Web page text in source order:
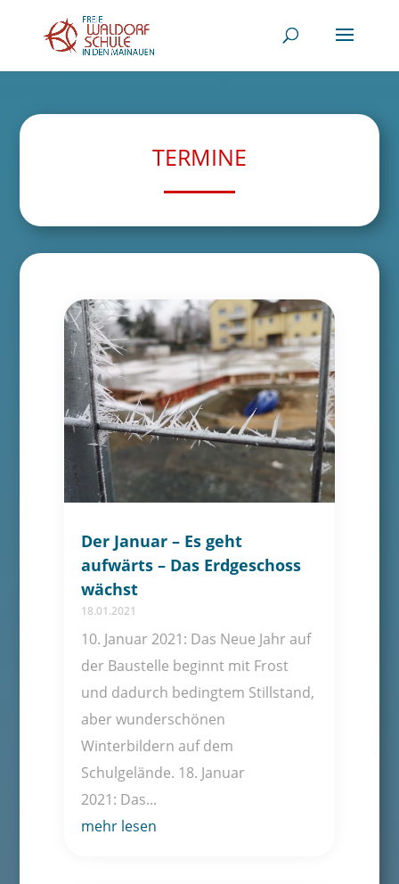
TERMINE
Der Januar – Es geht
aufwärts – Das Erdgeschoss
wächst
18.01.2021
10. Januar 2021: Das Neue Jahr auf
der Baustelle beginnt mit Frost
und dadurch bedingtem Stillstand,
aber wunderschönen
Winterbildern auf dem
Schulgelände. 18. Januar
2021: Das...
mehr lesen